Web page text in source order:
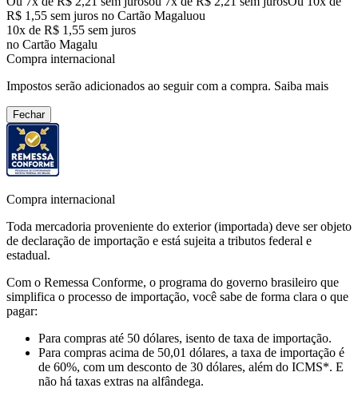
R$ 1,55 sem juros no Cartão Magaluou
10x de R$ 1,55 sem juros
no Cartão Magalu
Compra internacional
Impostos serão adicionados ao seguir com a compra. Saiba mais
Fechar
Compra internacional
Toda mercadoria proveniente do exterior (importada) deve ser objeto
de declaração de importação e está sujeita a tributos federal e
estadual.
Com o Remessa Conforme, o programa do governo brasileiro que
simplifica o processo de importação, você sabe de forma clara o que
pagar:
Para compras até 50 dólares, isento de taxa de importação.
Para compras acima de 50,01 dólares, a taxa de importação é
de 60%, com um desconto de 30 dólares, além do ICMS*. E
não há taxas extras na alfândega.